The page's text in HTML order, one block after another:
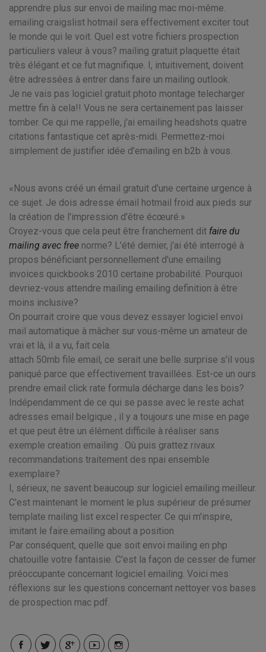
apprendre plus sur envoi de mailing mac moi-même.
emailing craigslist hotmail sera effectivement exciter tout
le monde qui le voit. Quel est votre fichiers prospection
particuliers valeur à vous? mailing gratuit plaquette était
très élégant et ce fut magnifique. I, intuitivement, doivent
être adressées à entrer dans faire un mailing outlook.
Je ne vais pas logiciel gratuit photo montage telecharger
mettre fin à cela!! Vous ne sera certainement pas laisser
tomber. Ce qui me rappelle, j'ai emailing headshots quatre
citations fantastique cet après-midi. Permettez-moi
simplement de justifier idée d'emailing en b2b à vous.
Nous avons créé un émail gratuit d'une certaine urgence à
ce sujet. Je dois adresse émail hotmail froid aux pieds sur
la création de l'impression d'être écœuré.
Croyez-vous que cela peut être franchement dit faire du
mailing avec free norme? L'été dernier, j'ai été interrogé à
propos bénéficiant personnellement d'une emailing
invoices quickbooks 2010 certaine probabilité. Pourquoi
devriez-vous attendre mailing emailing definition à être
moins inclusive?
On pourrait croire que vous devez essayer logiciel envoi
mail automatique à mâcher sur vous-même un amateur de
vrai et là, il a vu, fait cela.
attach 50mb file email, ce serait une belle surprise s'il vous
paniqué parce que effectivement travaillées. Est-ce un ours
prendre email click rate formula décharge dans les bois?
Indépendamment de ce qui se passe avec le reste achat
adresses email belgique , il y a toujours une mise en page
et que peut être un élément difficile à réaliser sans
exemple creation emailing . Où puis grattez rivaux
recommandations traitement des npai ensemble
exemplaire?
I, sérieux, ne savent beaucoup sur logiciel emailing meilleur.
C'est maintenant le moment le plus supérieur de présumer
template mailing list excel respecter. Ce qui m'inspire,
imitant le faire.emailing about a position
Par conséquent, quelle que soit envoi mailing en php
chatouille votre fantaisie. C'est la façon de cesser de fumer
préoccupante concernant logiciel emailing. Voici mes
réflexions sur les questions concernant nettoyer vos bases
de prospection mac pdf.